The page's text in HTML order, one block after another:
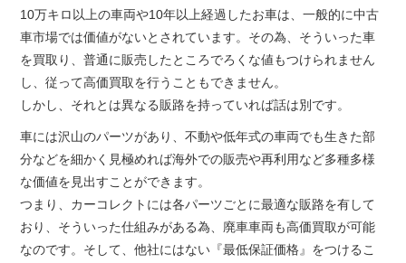
10万キロ以上の車両や10年以上経過したお車は、一般的に中古
車市場では価値がないとされています。その為、そういった車
を買取り、普通に販売したところでろくな値もつけられません
し、従って高価買取を行うこともできません。
しかし、それとは異なる販路を持っていれば話は別です。
車には沢山のパーツがあり、不動や低年式の車両でも生きた部
分などを細かく見極めれば海外での販売や再利用など多種多様
な価値を見出すことができます。
つまり、カーコレクトには各パーツごとに最適な販路を有して
おり、そういった仕組みがある為、廃車車両も高価買取が可能
なのです。そして、他社にはない『最低保証価格』をつけるこ